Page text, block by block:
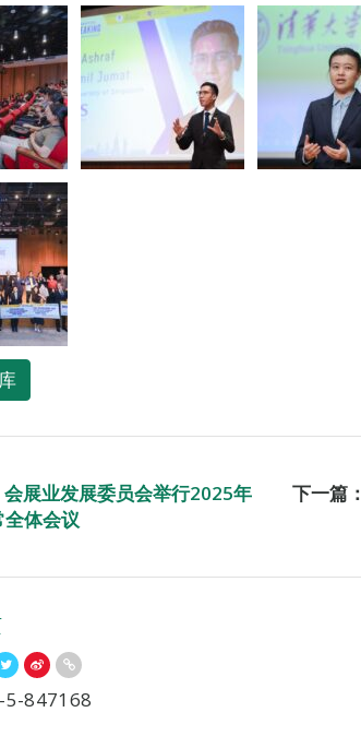
会展业发展委员会举行2025年
体会议
下一篇：
5-847168